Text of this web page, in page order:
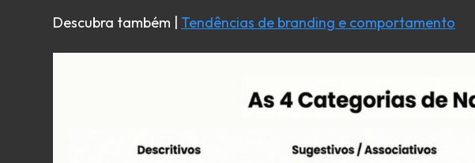
Descubra também | Tendências de branding e comportamento